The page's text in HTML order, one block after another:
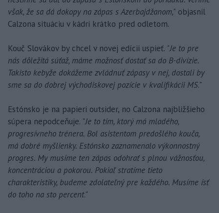
však, že sa dá dokopy na zápas s Azerbajdžanom," objasnil
Calzona situáciu v kádri krátko pred odletom.
Kouč Slovákov by chcel v novej edícii uspieť. "Je to pre
nás dôležitá súťaž, máme možnosť dostať sa do B-divízie.
Takisto kebyže dokážeme zvládnuť zápasy v nej, dostali by
sme sa do dobrej východiskovej pozície v kvalifikácii MS."
Estónsko je na papieri outsider, no Calzona najbližšieho
súpera nepodceňuje. "Je to tím, ktorý má mladého,
progresívneho trénera. Bol asistentom predošlého kouča,
má dobré myšlienky. Estónsko zaznamenalo výkonnostný
progres. My musíme ten zápas odohrať s plnou vážnosťou,
koncentráciou a pokorou. Pokiaľ stratíme tieto
charakteristiky, budeme zdolateľný pre každého. Musíme ísť
do toho na sto percent."